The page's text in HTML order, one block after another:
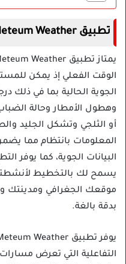
تطبيق Meteum Weather مهكر
الوقت الفعلي إذ يمكن
الجوية الحالية بما في ذلك
وهطول الأمطار وحالة
أو الثلجي وتشكل الجليد
المعلومات بانتظام مما
البيانات الجوية، كما يوفر
يسمح لك بالتخطيط
موقعك الجغرافي ومدينتك
بدقة بالغة.
التفاعلية التي تعرض